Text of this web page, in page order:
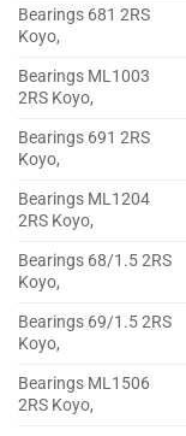
Bearings 681 2RS
Koyo,
Bearings ML1003
2RS Koyo,
Bearings 691 2RS
Koyo,
Bearings ML1204
2RS Koyo,
Bearings 68/1.5 2RS
Koyo,
Bearings 69/1.5 2RS
Koyo,
Bearings ML1506
2RS Koyo,